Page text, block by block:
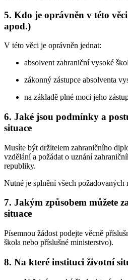
5. Kdo je oprávněn v této
apod.)
V této věci je oprávněn jednat:
absolvent zahraniční vysoké
zákonný zástupce absolventa
na základě plné moci jeho
6. Jaké jsou podmínky a
situace
Musíte být držitelem zahraničního
vzdělání a požádat o uznání
republiky.
Nutné je splnění všech požadovaných
7. Jakým způsobem můžete
situace
Písemnou žádost podejte věcně
škola nebo příslušné ministerstvo).
8. Na které instituci životní